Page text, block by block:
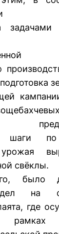
шаги
урожая
свёклы.
было
на
где